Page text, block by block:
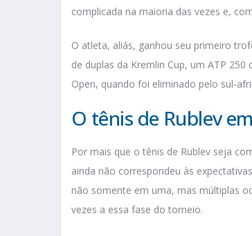
complicada na maioria das vezes e,
O atleta, aliás, ganhou seu primeiro
de duplas da Kremlin Cup, um ATP
Open, quando foi eliminado pelo sul-
O tênis de Rublev
Por mais que o tênis de Rublev seja
ainda não correspondeu às
não somente em uma, mas múltiplas
vezes a essa fase do torneio.